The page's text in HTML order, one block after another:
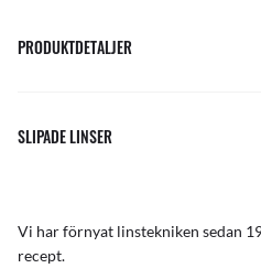
PRODUKTDETALJER
SLIPADE LINSER
Vi har förnyat linstekniken sedan
recept.